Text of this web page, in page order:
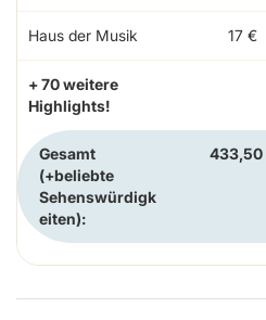
Haus der Musik 17 €
+ 70 weitere
Highlights!
Gesamt
(+beliebte
Sehenswürdigk
eiten):
433,50